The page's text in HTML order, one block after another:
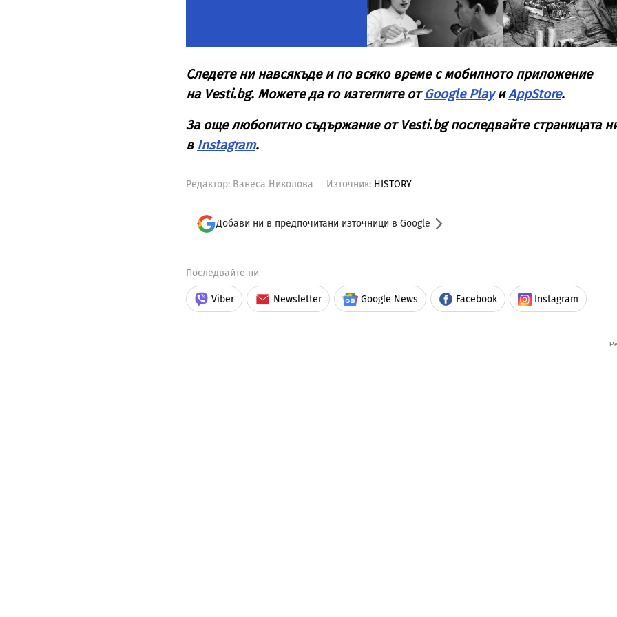
Следете ни навсякъде и по всяко време с мобилното приложение
на Vesti.bg. Можете да го изтеглите от Google Play и AppStore.
За още любопитно съдържание от Vesti.bg последвайте страницата
в Instagram.
Редактор: Ванеса Николова Източник: HISTORY
Добави ни в предпочитани източници в Google
Последвайте ни
Viber Newsletter Google News Facebook Instagram